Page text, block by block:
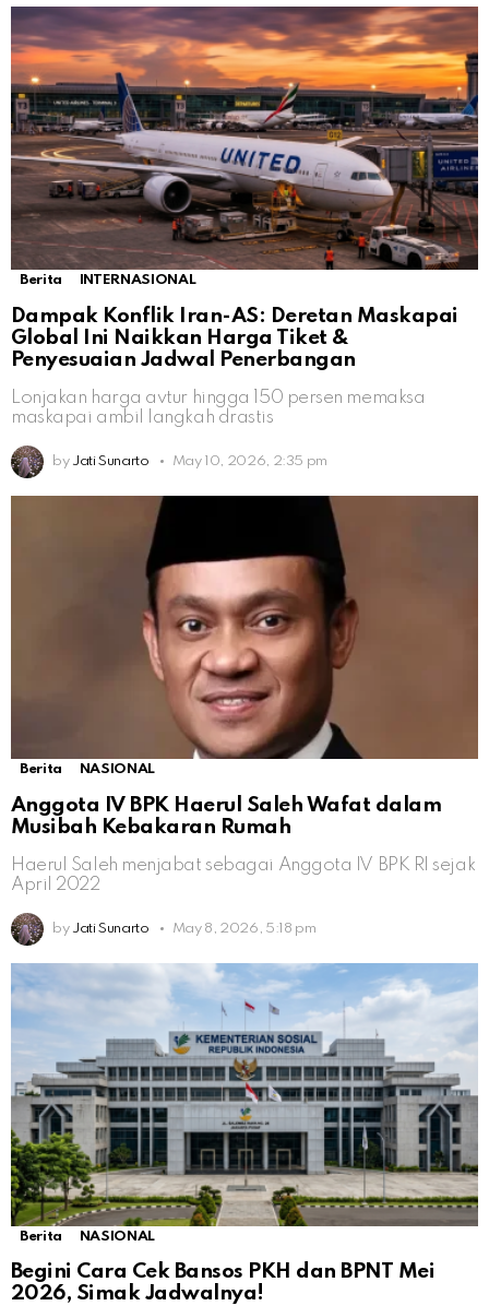
Berita INTERNASIONAL
Dampak Konflik Iran-AS: Deretan Maskapai
Global Ini Naikkan Harga Tiket &
Penyesuaian Jadwal Penerbangan
Lonjakan harga avtur hingga 150 persen memaksa
maskapai ambil langkah drastis
by Jati Sunarto May 10, 2026, 2:35 pm
Berita NASIONAL
Anggota IV BPK Haerul Saleh Wafat dalam
Musibah Kebakaran Rumah
Haerul Saleh menjabat sebagai Anggota IV BPK RI sejak
April 2022
by Jati Sunarto May 8, 2026, 5:18 pm
Berita NASIONAL
Begini Cara Cek Bansos PKH dan BPNT Mei
2026, Simak Jadwalnya!